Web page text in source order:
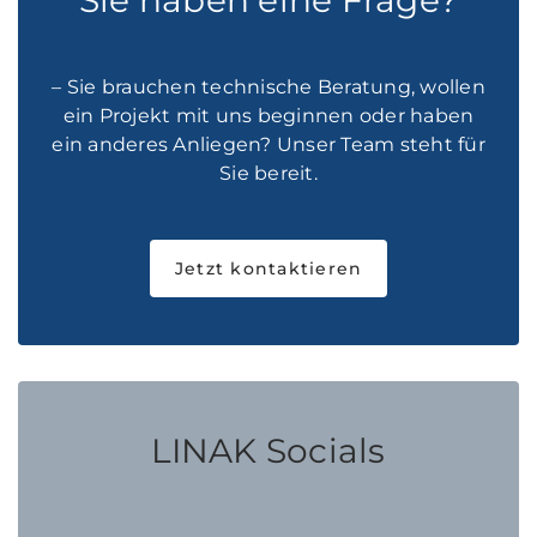
– Sie brauchen technische Beratung, wollen
ein Projekt mit uns beginnen oder haben
ein anderes Anliegen? Unser Team steht für
Sie bereit.
Jetzt kontaktieren
LINAK Socials